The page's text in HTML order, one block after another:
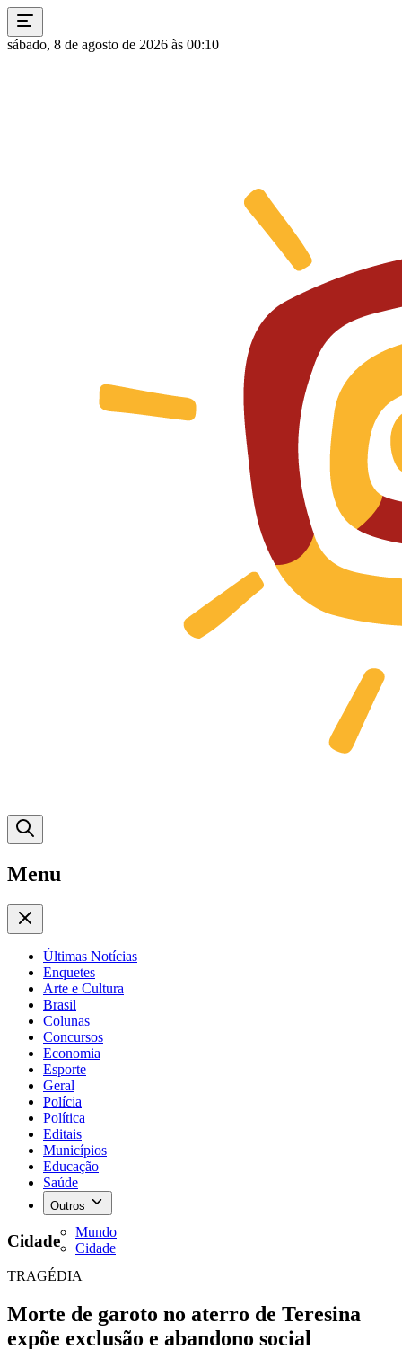
sábado, 8 de agosto de 2026 às 00:10
Menu
Últimas Notícias
Enquetes
Arte e Cultura
Brasil
Colunas
Concursos
Economia
Esporte
Geral
Polícia
Política
Editais
Municípios
Educação
Saúde
Outros
Mundo
Cidade
Cidade
TRAGÉDIA
Morte de garoto no aterro de Teresina
expõe exclusão e abandono social